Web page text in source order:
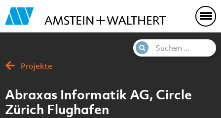
Projekte
Abraxas Informatik AG, Circle
Zürich Flughafen